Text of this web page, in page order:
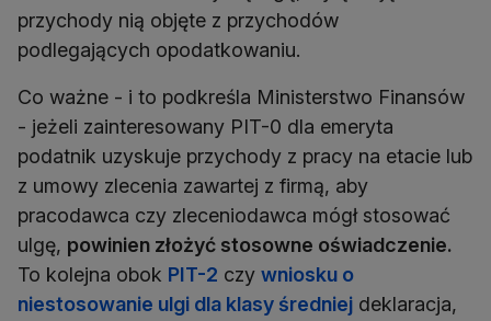
przychody nią objęte z przychodów
podlegających opodatkowaniu.
Co ważne - i to podkreśla Ministerstwo Finansów
- jeżeli zainteresowany PIT-0 dla emeryta
podatnik uzyskuje przychody z pracy na etacie lub
z umowy zlecenia zawartej z firmą, aby
pracodawca czy zleceniodawca mógł stosować
ulgę, powinien złożyć stosowne oświadczenie.
To kolejna obok PIT-2 czy wniosku o
niestosowanie ulgi dla klasy średniej deklaracja,